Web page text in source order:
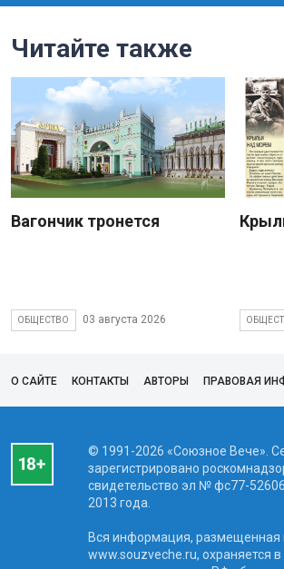
Читайте также
Вагончик тронется
ОБЩЕСТВО 03 августа 2026
О САЙТЕ КОНТАКТЫ АВТОРЫ ПРАВОВАЯ
© 1991-2026 «Союзное Вече».
зарегистрировано
свидетельство эл № фc77-
2013 года.
Вся информация, размещенная
www.souzveche.ru, охраняется в